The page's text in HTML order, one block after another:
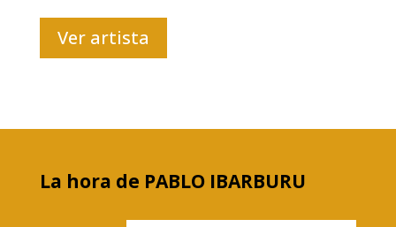
Ver artista
La hora de PABLO IBARBURU